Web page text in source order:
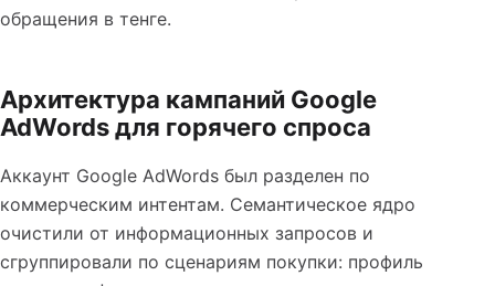
обращения в тенге.
Архитектура кампаний Google
AdWords для горячего спроса
Аккаунт Google AdWords был разделен по
коммерческим интентам. Семантическое ядро
очистили от информационных запросов и
сгруппировали по сценариям покупки: профиль